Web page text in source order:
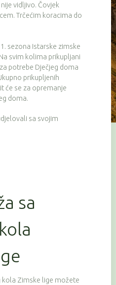
vidljivo. Čovjek
Trčećim koracima do
sezona Istarske zimske
svim kolima prikupljani
potrebe Dječjeg doma
prikupljenih
će se za opremanje
doma.
sa svojim
sa
kola Zimske lige možete